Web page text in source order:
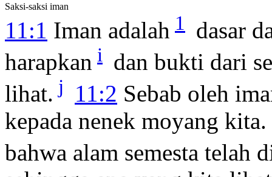
Saksi-saksi iman
11:1 Iman adalah 1
dasar
harapkan i
dan bukti dari
lihat. j 11:2 Sebab oleh
kepada nenek moyang kita.
bahwa alam semesta telah